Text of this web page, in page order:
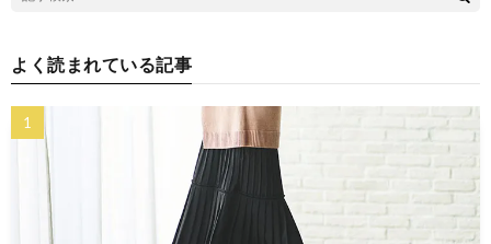
よく読まれている記事